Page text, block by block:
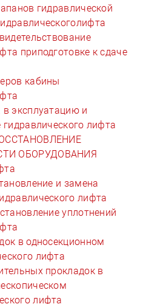
гидравлической
приподготовке к сдаче
кабины
эксплуатацию и
гидравлического лифта
ОБОРУДОВАНИЯ
и замена
лифта
уплотнений
в односекционном
лифта
прокладок в
лифта